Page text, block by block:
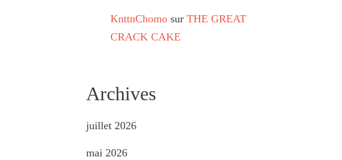
KnttnChomo sur THE GREAT
CRACK CAKE
Archives
juillet 2026
mai 2026